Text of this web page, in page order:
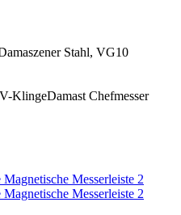
Stahl, VG10
KlingeDamast Chefmesser